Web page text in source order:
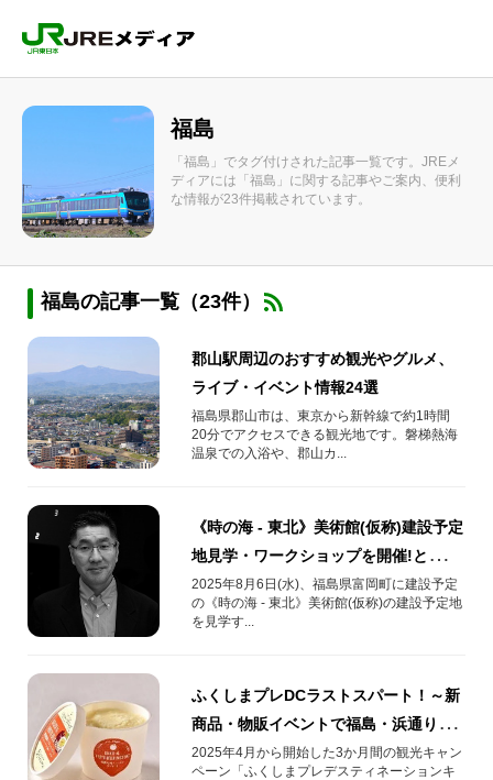
福島
「福島」でタグ付けされた記事一覧です。JREメ
ディアには「福島」に関する記事やご案内、便利
な情報が23件掲載されています。
福島の記事一覧（23件）
郡山駅周辺のおすすめ観光やグルメ、
ライブ・イベント情報24選
福島県郡山市は、東京から新幹線で約1時間
20分でアクセスできる観光地です。磐梯熱海
温泉での入浴や、郡山カ...
《時の海 - 東北》美術館(仮称)建設予定
地見学・ワークショップを開催!とみお
かワイナリーのスペシャルランチも
2025年8月6日(水)、福島県富岡町に建設予定
の《時の海 - 東北》美術館(仮称)の建設予定地
を見学す...
ふくしまプレDCラストスパート！～新
商品・物販イベントで福島・浜通りを
さらに盛り上げます～
2025年4月から開始した3か月間の観光キャン
ペーン「ふくしまプレデスティネーションキ